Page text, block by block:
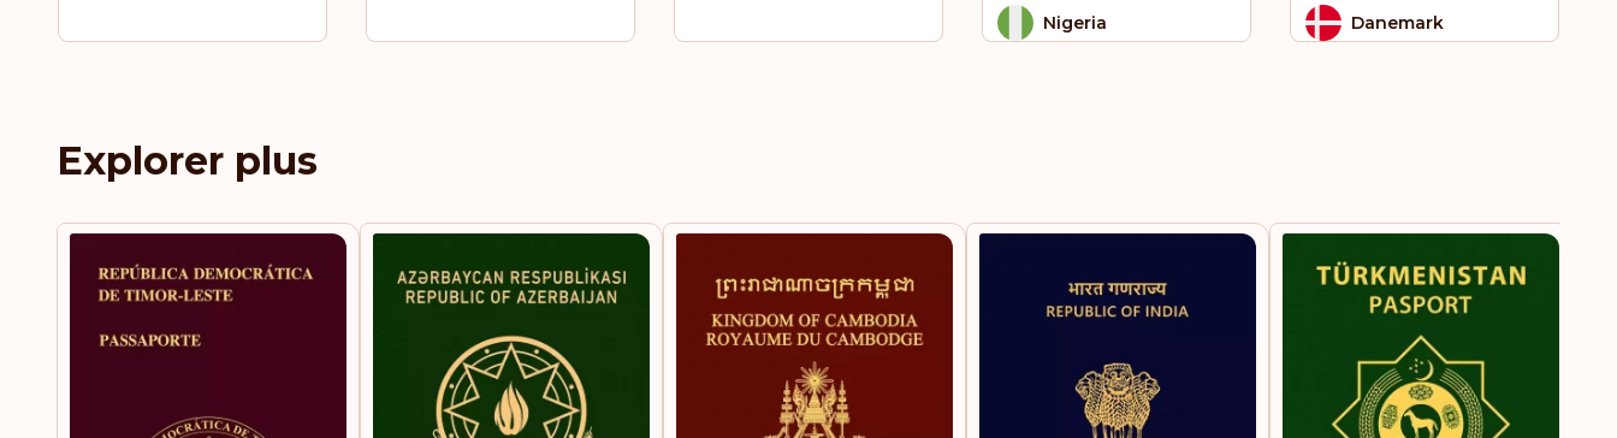
Nigeria
Qatar
République
démocratique du
Congo
Sainte-Hélène
Danemark
Eswatini
États-Unis d'Amérique
Falkland (îles)
Fidji
Explorer plus